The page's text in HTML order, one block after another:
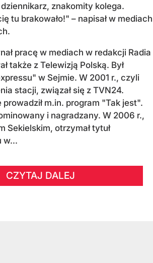
znakomity kolega.
tu brakowało!" – napisał w mediach
pracę w mediach w redakcji Radia
także z Telewizją Polską. Był
w Sejmie. W 2001 r., czyli
stacji, związał się z TVN24.
m.in. program "Tak jest".
i nagradzany. W 2006 r.,
Sekielskim, otrzymał tytuł
w...
CZYTAJ DALEJ